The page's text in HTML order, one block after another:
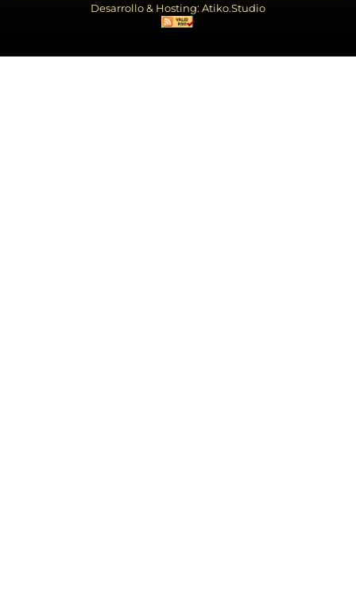
Desarrollo & Hosting: Atiko.Studio